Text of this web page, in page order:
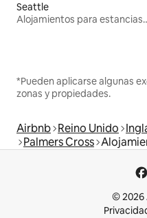
Seattle
Alojamientos
*Pueden aplicarse algunas
zonas y propiedades.
Airbnb Reino Unido
Palmers Cross
© 2026